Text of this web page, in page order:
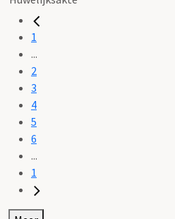
1
...
2
3
4
5
6
...
1